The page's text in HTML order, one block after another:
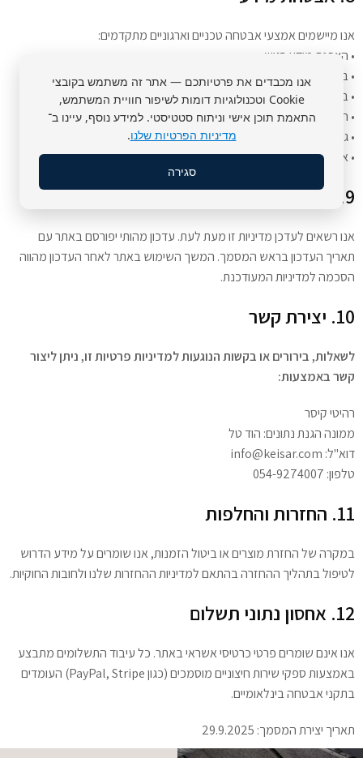
אנו מכבדים את פרטיותכם — אתר זה משתמש בקובצי
Cookie וטכנולוגיות דומות לשיפור חוויית המשתמש,
התאמת תוכן אישי וניתוח סטטיסטי. למידע נוסף, עיינו ב־
מדיניות הפרטיות שלנו.
סגירה
אנו מיישמים אמצעי אבטחה טכניים וארגוניים מתקדמים:
• הצפנת מידע רגיש
• בקרת גישה מבוססת הרשאות
• ביקורת וניטור מתמיד
• הכשרת עובדים בנושא אבטחת מידע
• גיבוי קבוע של מידע
• אבטחת נתוני תשלום לפי תקני PCI DSS
9. שינוי במדיניות הפרטיות
אנו רשאים לעדכן מדיניות זו מעת לעת. עדכון מהותי יפורסם באתר עם
תאריך העדכון בראש המסמך. המשך השימוש באתר לאחר העדכון מהווה
הסכמה למדיניות המעודכנת.
10. יצירת קשר
לשאלות, בירורים או בקשות הנוגעות למדיניות פרטיות זו, ניתן ליצור
קשר באמצעות:
רהיטי קיסר
ממונה הגנת נתונים: הוד טל
דוא"ל: info@keisar.com
טלפון: 054-9274007
11. החזרות והחלפות
במקרה של החזרת מוצרים או ביטול הזמנות, אנו שומרים על מידע הדרוש
לטיפול בתהליך ההחזרה בהתאם למדיניות ההחזרות שלנו ולחובות החוקיות.
12. אחסון נתוני תשלום
אנו אינם שומרים פרטי כרטיסי אשראי באתר. כל עיבוד התשלומים מתבצע
באמצעות ספקי שירות חיצוניים מוסמכים (כגון PayPal, Stripe) העומדים
בתקני אבטחה בינלאומיים.
תאריך יצירת המסמך: 29.9.2025